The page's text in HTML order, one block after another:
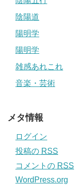
陰陽道
陽明学
陽明学
雑感あれこれ
音楽・芸術
メタ情報
ログイン
投稿の RSS
コメントの RSS
WordPress.org